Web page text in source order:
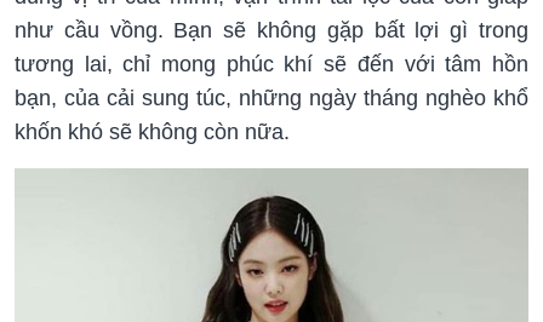
như cầu vồng. Bạn sẽ không gặp bất lợi gì trong
tương lai, chỉ mong phúc khí sẽ đến với tâm hồn
bạn, của cải sung túc, những ngày tháng nghèo khổ
khốn khó sẽ không còn nữa.